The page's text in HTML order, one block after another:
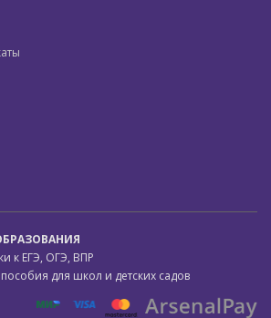
к ЕГЭ, ОГЭ, ВПР
для школ и детских садов